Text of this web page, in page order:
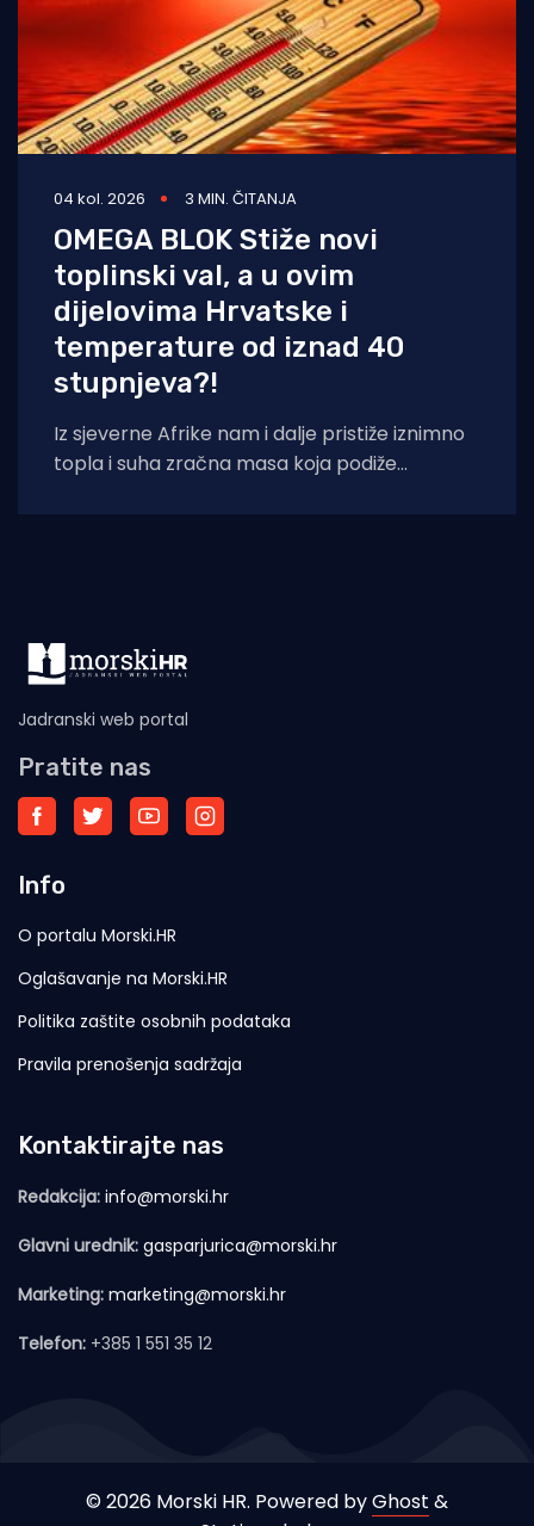
04 kol. 2026 3 MIN. ČITANJA
OMEGA BLOK Stiže novi
toplinski val, a u ovim
dijelovima Hrvatske i
temperature od iznad 40
stupnjeva?!
Iz sjeverne Afrike nam i dalje pristiže iznimno
topla i suha zračna masa koja podiže
Jadranski web portal
Pratite nas
Info
O portalu Morski.HR
Oglašavanje na Morski.HR
Politika zaštite osobnih podataka
Pravila prenošenja sadržaja
Kontaktirajte nas
Redakcija: info@morski.hr
Glavni urednik: gasparjurica@morski.hr
Marketing: marketing@morski.hr
Telefon: +385 1 551 35 12
© 2026 Morski HR. Powered byGhost &